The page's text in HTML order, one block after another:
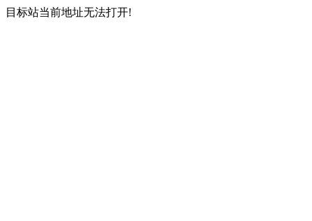
目标站当前地址无法打开!